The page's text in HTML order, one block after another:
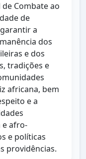
Combate ao
de
a
dos
e dos
tradições e
africana, bem
e a
e afro-
e políticas
providências.